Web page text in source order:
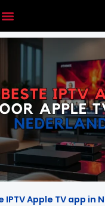
IPTV Apple TV app in